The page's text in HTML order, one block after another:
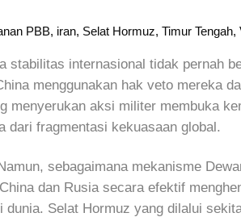
PBB, iran, Selat Hormuz,Timur Tengah,
stabilitas internasional tidak pernah
menggunakan hak veto mereka
menyerukan aksi militer membuka
dari fragmentasi kekuasaan global.
sebagaimana mekanisme
dan Rusia secara efektif
Selat Hormuz yang dilalui